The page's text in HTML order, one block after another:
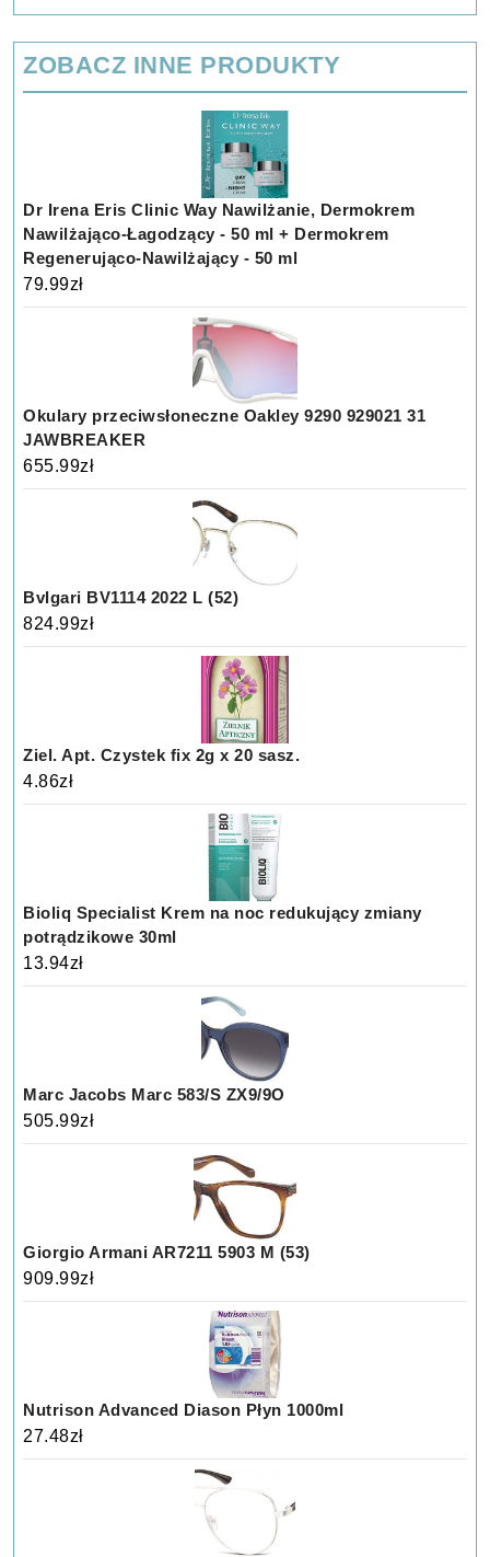
ZOBACZ INNE PRODUKTY
Dr Irena Eris Clinic Way Nawilżanie, Dermokrem
Nawilżająco-Łagodzący - 50 ml + Dermokrem
Regenerująco-Nawilżający - 50 ml
79.99zł
Okulary przeciwsłoneczne Oakley 9290 929021 31
JAWBREAKER
655.99zł
Bvlgari BV1114 2022 L (52)
824.99zł
Ziel. Apt. Czystek fix 2g x 20 sasz.
4.86zł
Bioliq Specialist Krem na noc redukujący zmiany
potrądzikowe 30ml
13.94zł
Marc Jacobs Marc 583/S ZX9/9O
505.99zł
Giorgio Armani AR7211 5903 M (53)
909.99zł
Nutrison Advanced Diason Płyn 1000ml
27.48zł